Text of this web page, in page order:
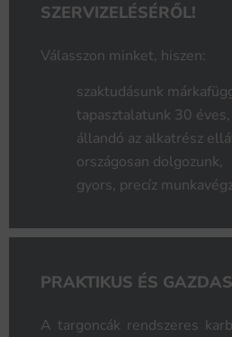
SZERVIZELÉSÉRŐL!
Válasszon minket, hiszen:
szaktudásunk
tapasztalatunk 30 éves,
állandó az alkatrész
országosan dolgozunk,
gyors, precíz
PRAKTIKUS ÉS
A targoncák rendszeres